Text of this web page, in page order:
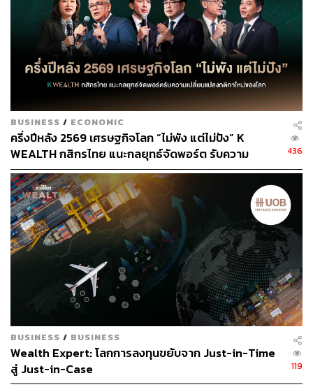
BUSINESS / ECONOMIC
ครึ่งปีหลัง 2569 เศรษฐกิจโลก “ไม่พัง แต่ไม่ปัง” K
WEALTH กสิกรไทย แนะกลยุทธ์จัดพอร์ต รับความ
เปลี่ยนแปลงกติกาใหม่ของโลก
436
BUSINESS / BUSINESS
Wealth Expert: โลกการลงทุนขยับจาก Just-in-Time
สู่ Just-in-Case
119